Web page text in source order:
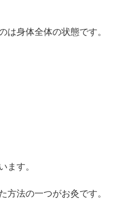
は身体全体の状態です。
ます。
方法の一つがお灸です。